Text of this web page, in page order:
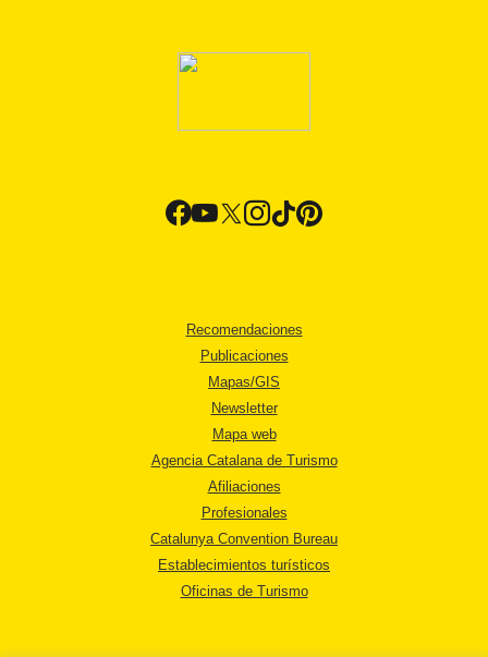
Recomendaciones
Publicaciones
Mapas/GIS
Newsletter
Mapa web
Agencia Catalana de Turismo
Afiliaciones
Profesionales
Catalunya Convention Bureau
Establecimientos turísticos
Oficinas de Turismo